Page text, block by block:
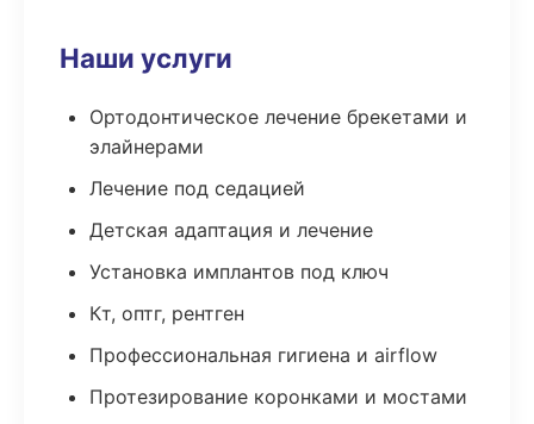
Наши услуги
Ортодонтическое лечение брекетами и
элайнерами
Лечение под седацией
Детская адаптация и лечение
Установка имплантов под ключ
Кт, оптг, рентген
Профессиональная гигиена и airflow
Протезирование коронками и мостами